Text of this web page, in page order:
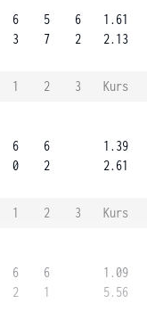
6
3
5
7
6
2
1.61
2.13
1 2 3
Kurs
6
0
6
2
1.39
2.61
1 2 3
Kurs
6
2
6
1
1.09
5.56